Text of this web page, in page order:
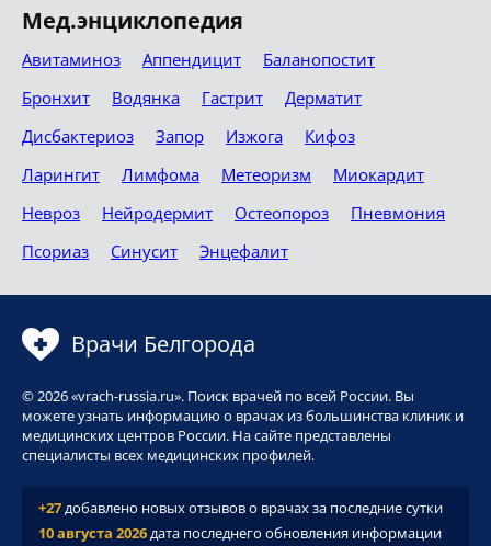
Мед.энциклопедия
Авитаминоз Аппендицит
Баланопостит
Бронхит
Водянка Гастрит
Дерматит
Дисбактериоз
Запор Изжога
Кифоз
Ларингит
Лимфома Метеоризм
Миокардит
Невроз
Нейродермит Остеопороз
Пневмония
Псориаз
Синусит Энцефалит
Врачи Белгорода
© 2026 «vrach-russia.ru». Поиск врачей по всей России. Вы
можете узнать информацию о врачах из большинства клиник и
медицинских центров России. На сайте представлены
специалисты всех медицинских профилей.
+27добавлено новых отзывов о врачах за последние сутки
10 августа 2026дата последнего обновления информации